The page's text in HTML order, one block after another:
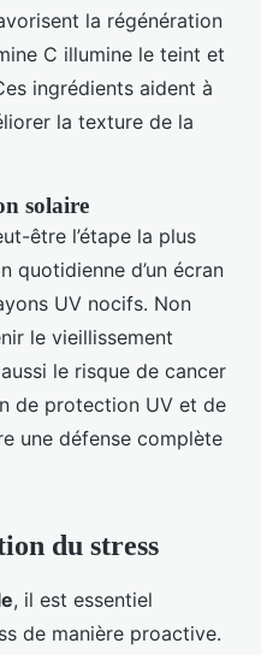
la régénération
C illumine le teint et
ingrédients aident à
la texture de la
solaire
être l’étape la plus
quotidienne d’un écran
UV nocifs. Non
le vieillissement
le risque de cancer
de protection UV et de
une défense complète
du stress
, il est essentiel
de manière proactive.